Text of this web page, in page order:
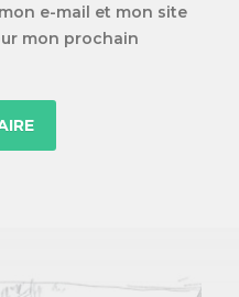
e-mail et mon site
mon prochain